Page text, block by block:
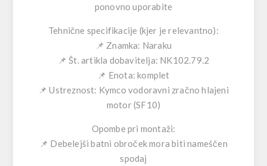
ponovno uporabite
Tehnične specifikacije (kjer je relevantno):
📌 Znamka: Naraku
📌 Št. artikla dobavitelja: NK102.79.2
📌 Enota: komplet
📌 Ustreznost: Kymco vodoravni zračno hlajeni
motor (SF10)
Opombe pri montaži:
📌 Debelejši batni obroček mora biti nameščen
spodaj